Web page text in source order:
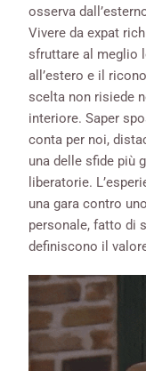
osserva
Vivere da expat
sfruttare al meglio
all’estero e il
scelta non risiede
interiore. Saper
conta per noi,
una delle sfide più
liberatorie.
una gara contro
personale, fatto di
definiscono il